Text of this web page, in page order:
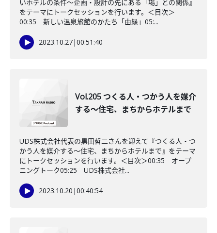
いホテルの条件〜企画・設計の先にある「場」との関係』
をテーマにトークセッションを行います。＜目次＞
00:35 新しい温泉旅館のかたち「由縁」05:...
2023.10.27|00:51:40
Vol.205 つくる人・つかう人を媒介
する〜住宅、まちからホテルまで
UDS株式会社代表の黒田哲二さんを迎えて『つくる人・つ
かう人を媒介する〜住宅、まちからホテルまで』をテーマ
にトークセッションを行います。＜目次＞00:35 オープ
ニングトーク05:25 UDS株式会社...
2023.10.20 |00:40:54